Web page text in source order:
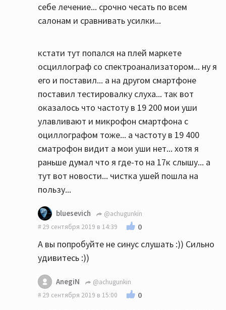
себе лечение... срочно чесать по всем
салонам и сравнивать усилки...
кстати тут попался на плей маркете
осциллограф со спектроанализатором... ну я
его и поставил... а на другом смартфоне
поставил тестировалку слуха... так вот
оказалось что частоту в 19 200 мои уши
улавливают и микрофон смартфона с
оциллографом тоже... а частоту в 19 400
сматрофон видит а мои уши нет... хотя я
раньше думал что я где-то на 17к слышу... а
тут вот новости... чистка ушей пошла на
пользу...
bluesevich
@achugunkin
29 сентября 2019 в 14:39
0
А вы попробуйте не синус слушать :)) Сильно
удивитесь :))
AnegiN
@achugunkin
29 сентября 2019 в 15:00
0